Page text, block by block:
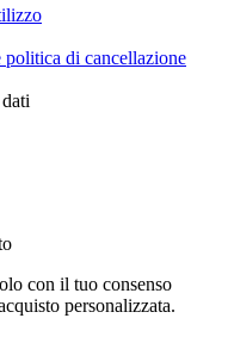
di cancellazione
con il tuo consenso
personalizzata.